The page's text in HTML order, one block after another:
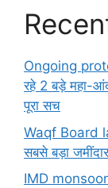
Ongoing
रहे 2 बड़े महा-
पूरा सच
Waqf Board
सबसे बड़ा
IMD